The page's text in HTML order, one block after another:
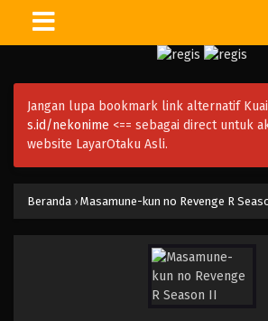
Jangan lupa bookmark link alternatif Kuai
s.id/nekonime <== sebagai direct untuk
website LayarOtaku Asli.
Beranda › Masamune-kun no Revenge R